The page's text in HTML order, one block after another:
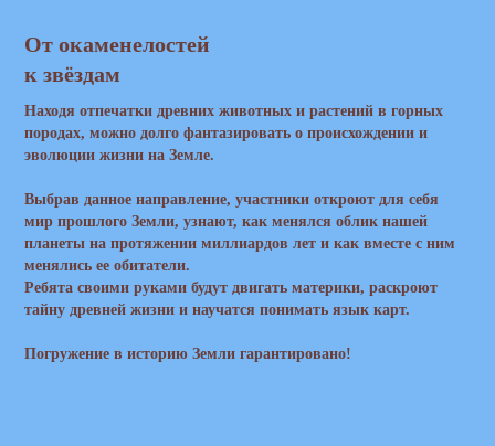
От окаменелостей
к звёздам
Находя отпечатки древних животных и растений в горных
породах, можно долго фантазировать о происхождении и
эволюции жизни на Земле.
Выбрав данное направление, участники откроют для себя
мир прошлого Земли, узнают, как менялся облик нашей
планеты на протяжении миллиардов лет и как вместе с ним
менялись ее обитатели.
Ребята своими руками будут двигать материки, раскроют
тайну древней жизни и научатся понимать язык карт.
Погружение в историю Земли гарантировано!